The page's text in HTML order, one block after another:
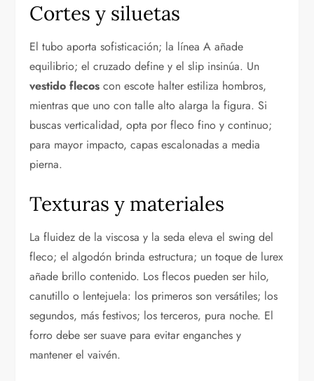
Cortes y siluetas
El tubo aporta sofisticación; la línea A añade
equilibrio; el cruzado define y el slip insinúa. Un
vestido flecos con escote halter estiliza hombros,
mientras que uno con talle alto alarga la figura. Si
buscas verticalidad, opta por fleco fino y continuo;
para mayor impacto, capas escalonadas a media
pierna.
Texturas y materiales
La fluidez de la viscosa y la seda eleva el swing del
fleco; el algodón brinda estructura; un toque de lurex
añade brillo contenido. Los flecos pueden ser hilo,
canutillo o lentejuela: los primeros son versátiles; los
segundos, más festivos; los terceros, pura noche. El
forro debe ser suave para evitar enganches y
mantener el vaivén.